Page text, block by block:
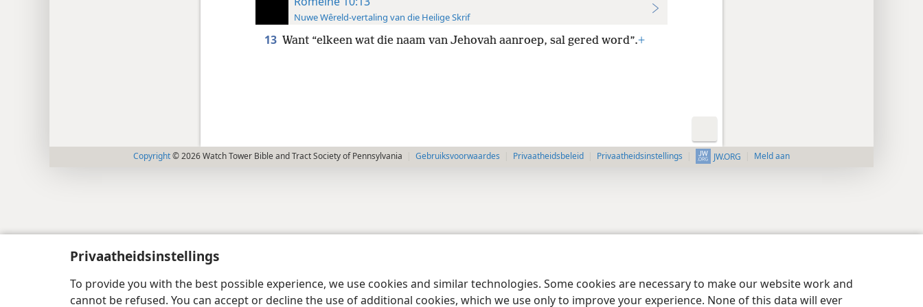
Privaatheidsinstellings
To provide you with the best possible experience, we use cookies and similar technologies. Some cookies are necessary to make our website work and
cannot be refused. You can accept or decline the use of additional cookies, which we use only to improve your experience. None of this data will ever
Nuwe Wêreld-vertaling van die Heilige Skrif
13 Want “elkeen wat die naam van Jehovah aanroep, sal gered word”.+
Copyright© 2026 Watch Tower Bible and Tract Society of Pennsylvania Gebruiksvoorwaardes Privaatheidsbeleid Privaatheidsinstellings JW.ORG Meld aan